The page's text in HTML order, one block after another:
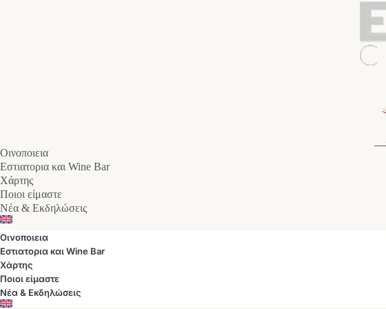
Οινοποιεια
Εστιατορια και Wine Bar
Χάρτης
Ποιοι είμαστε
Νέα & Εκδηλώσεις
Οινοποιεια
Εστιατορια και Wine Bar
Χάρτης
Ποιοι είμαστε
Νέα & Εκδηλώσεις